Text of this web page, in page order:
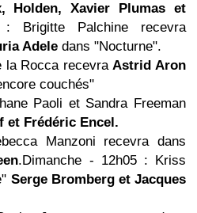
Holden, Xavier Plumas et
: Brigitte Palchine recevra
Adele dans "Nocturne".
la Rocca recevraAstrid Aron
couchés"
Paoli et Sandra Freeman
et Frédéric Encel.
Manzoni
recevra dans
.Dimanche - 12h05: Kriss
" Serge Bromberg et Jacques